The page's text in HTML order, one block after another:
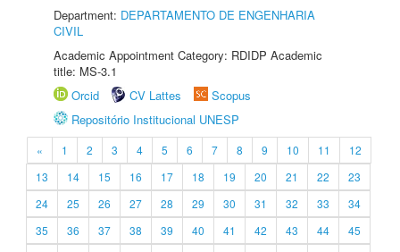
Department: DEPARTAMENTO DE ENGENHARIA
CIVIL
Academic Appointment Category: RDIDP Academic
title: MS-3.1
Orcid
CV Lattes
Scopus
Repositório Institucional UNESP
« 1 2 3 4 5 6 7 8 9 10 11
12
13
14 15 16 17 18 19 20 21 22
23
24
25 26 27 28 29 30 31 32 33
34
35
36 37 38 39 40 41 42 43 44
45